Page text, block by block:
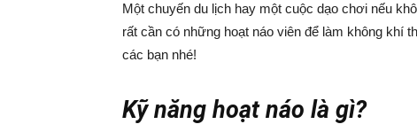
Một chuyến du lịch hay một cuộc dạo chơi nếu
rất cần có những hoạt náo viên để làm không khí
các bạn nhé!
Kỹ năng hoạt náo là gì?